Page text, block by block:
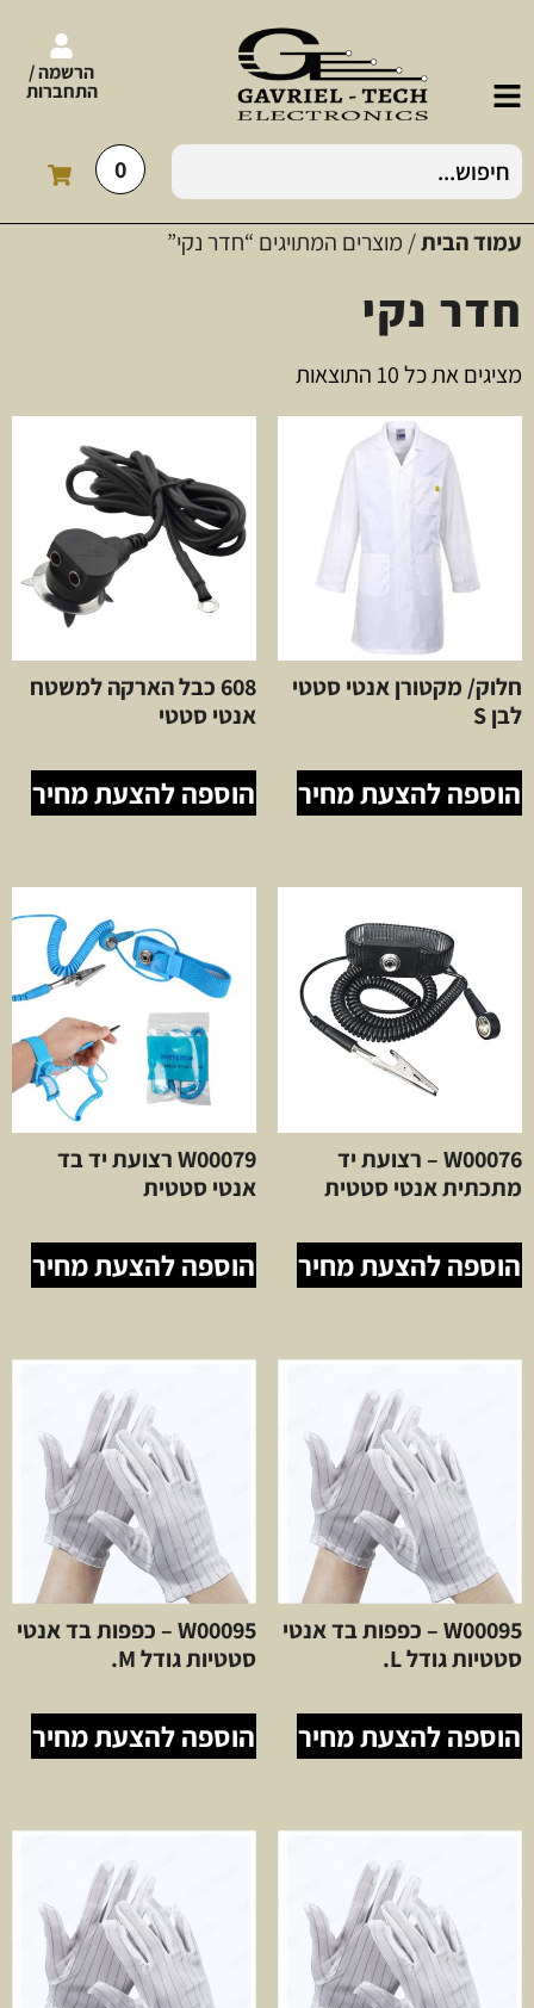
הרשמה /
התחברות
0
עמוד הבית/ מוצרים המתויגים “חדר נקי”
חדר נקי
מציגים את כל ⁦10⁩ התוצאות
חלוק/ מקטורן אנטי סטטי
לבן S
הוספה להצעת מחיר
608 כבל הארקה למשטח
אנטי סטטי
הוספה להצעת מחיר
W00076 – רצועת יד
מתכתית אנטי סטטית
הוספה להצעת מחיר
W00079 רצועת יד בד
אנטי סטטית
הוספה להצעת מחיר
W00095 – כפפות בד אנטי
סטטיות גודל L.
הוספה להצעת מחיר
W00095 – כפפות בד אנטי
סטטיות גודל M.
הוספה להצעת מחיר